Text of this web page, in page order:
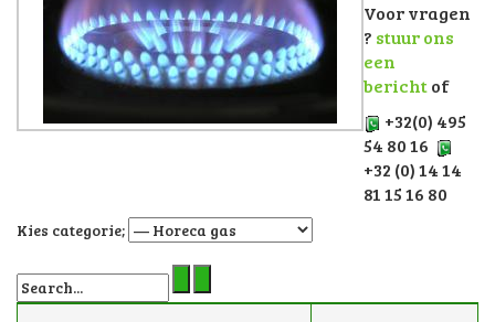
Voor vragen
? stuur ons
een
berichtof
+32(0) 495
54 80 16
+32 (0) 14 14
81 15 16 80
Kies categorie;